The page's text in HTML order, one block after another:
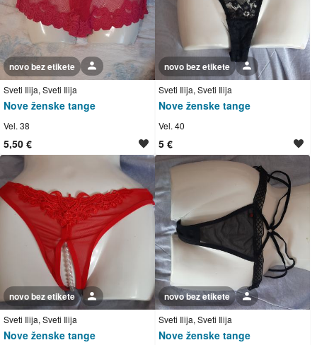
Nove ženske tange
Sveti Ilija, Sveti Ilija
novo bez etikete
Vel. 38
5,50 €
Nove ženske tange
Sveti Ilija, Sveti Ilija
novo bez etikete
Vel. 40
5 €
Nove ženske tange
Sveti Ilija, Sveti Ilija
novo bez etikete
Nove ženske tange
Sveti Ilija, Sveti Ilija
novo bez etikete